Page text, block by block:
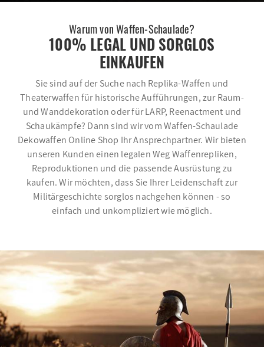
Warum von Waffen-Schaulade?
100% LEGAL UND SORGLOS
EINKAUFEN
Sie sind auf der Suche nach Replika-Waffen und
Theaterwaffen für historische Aufführungen, zur Raum-
und Wanddekoration oder für LARP, Reenactment und
Schaukämpfe? Dann sind wir vom Waffen-Schaulade
Dekowaffen Online Shop Ihr Ansprechpartner. Wir bieten
unseren Kunden einen legalen Weg Waffenrepliken,
Reproduktionen und die passende Ausrüstung zu
kaufen. Wir möchten, dass Sie Ihrer Leidenschaft zur
Militärgeschichte sorglos nachgehen können - so
einfach und unkompliziert wie möglich.